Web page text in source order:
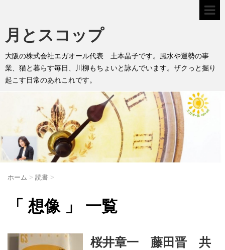
月とスコップ
大阪の株式会社エガオール代表 土本晶子です。風水や運勢の事
業、猫と暮らす毎日、川柳もちょいと詠んでいます。ザクっと掘り
起こす日常のあれこれです。
ホーム > 読書 >
「 想像 」 一覧
桜井章一 藤田晋 共